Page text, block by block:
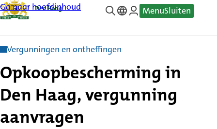
Ga naar hoofdinhoud
—
MenuSluiten
Vergunningen en ontheffingen
Opkoopbescherming in
Den Haag, vergunning
aanvragen